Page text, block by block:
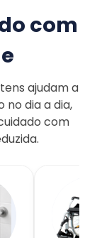
com
ajudam a
dia a dia,
com